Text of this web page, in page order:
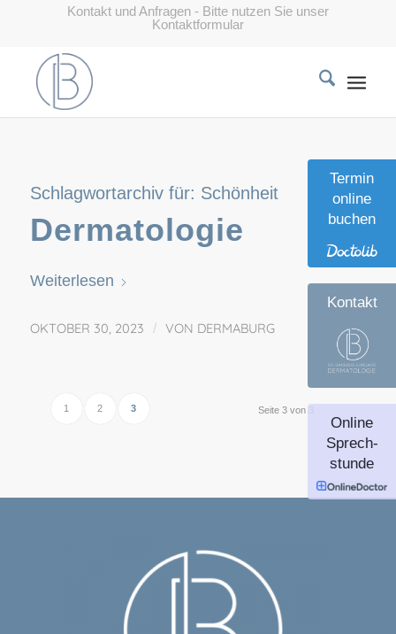
Kontakt und Anfragen - Bitte nutzen Sie unser
Kontaktformular
Schlagwortarchiv für: Schönheit
Dermatologie
Weiterlesen
OKTOBER 30, 2023 / VON DERMABURG
Seite 3 von 3
1 2 3
Termin
online
buchen
Kontakt
Online
Sprech-
stunde